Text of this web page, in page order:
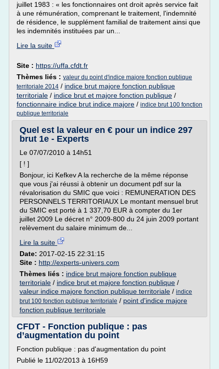
juillet 1983 : « les fonctionnaires ont droit après service fait
à une rémunération, comprenant le traitement, l'indemnité
de résidence, le supplément familial de traitement ainsi que
les indemnités instituées par un...
Lire la suite
Site : https://uffa.cfdt.fr
Thèmes liés : valeur du point d'indice majore fonction publique
territoriale 2014 / indice brut majore fonction publique
territoriale / indice brut et majore fonction publique /
fonctionnaire indice brut indice majore / indice brut 100 fonction
publique territoriale
Quel est la valeur en € pour un indice 297
brut 1e - Experts
Le 07/07/2010 à 14h51
[ ! ]
Bonjour, ici Kefkev A la recherche de la même réponse
que vous j'ai réussi à obtenir un document pdf sur la
révalorisation du SMIC que voici : REMUNERATION DES
PERSONNELS TERRITORIAUX Le montant mensuel brut
du SMIC est porté à 1 337,70 EUR à compter du 1er
juillet 2009 Le décret n° 2009-800 du 24 juin 2009 portant
relèvement du salaire minimum de...
Lire la suite
Date: 2017-02-15 22:31:15
Site : http://experts-univers.com
Thèmes liés : indice brut majore fonction publique
territoriale / indice brut et majore fonction publique /
valeur indice majore fonction publique territoriale / indice
brut 100 fonction publique territoriale / point d'indice majore
fonction publique territoriale
CFDT - Fonction publique : pas
d’augmentation du point
Fonction publique : pas d'augmentation du point
Publié le 11/02/2013 à 16H59